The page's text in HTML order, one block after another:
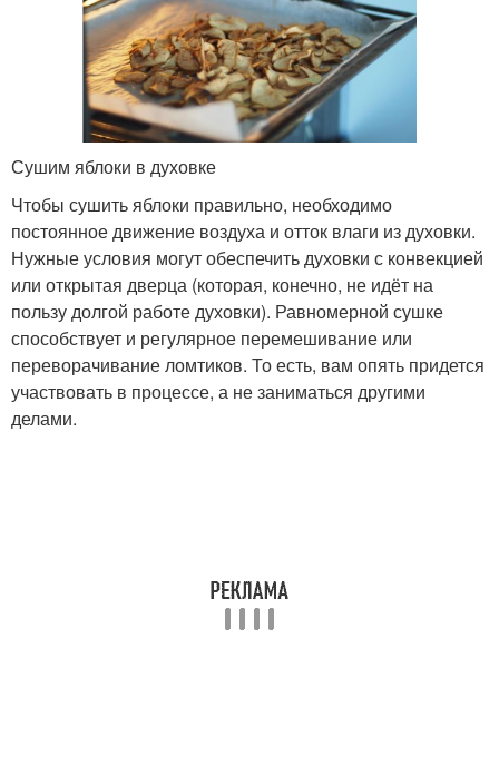
Сушим яблоки в духовке
Чтобы сушить яблоки правильно, необходимо
постоянное движение воздуха и отток влаги из духовки.
Нужные условия могут обеспечить духовки с конвекцией
или открытая дверца (которая, конечно, не идёт на
пользу долгой работе духовки). Равномерной сушке
способствует и регулярное перемешивание или
переворачивание ломтиков. То есть, вам опять придется
участвовать в процессе, а не заниматься другими
делами.